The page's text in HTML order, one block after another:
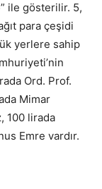
ile gösterilir. 5,
para çeşidi
yerlere sahip
Ord. Prof.
Mimar
100 lirada
Emre vardır.